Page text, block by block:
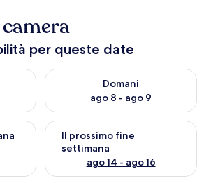
per queste date
questa sera, ago 7 - ago 8
Domani
ago 8 - ago 9
Verifica la disponibilità per
questo fine settimana, ago 7 - ago
Il prossimo fine
settimana
ago 14 - ago 16
Verifica la disponibilità per il